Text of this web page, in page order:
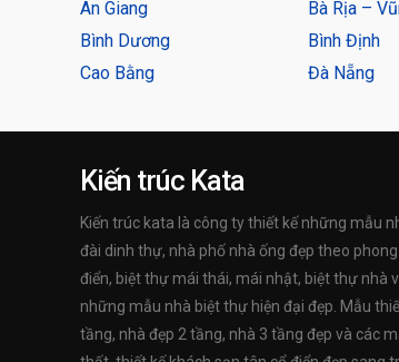
An Giang Bà Rịa –
Bình Dương
Bình Định
Cao Bằng
Đà Nẵng
Kiến trúc Kata
Kiến trúc kata là công ty thiết kế những mẫu
đài dinh thự, nhà phố nhà ống đẹp theo
điển, biệt thự mái thái, mái nhật, biệt thự nhà
những mẫu nhà biệt thự hiện đại đẹp. Mẫu
tầng, nhà đẹp 2 tầng, nhà 3 tầng đẹp và các